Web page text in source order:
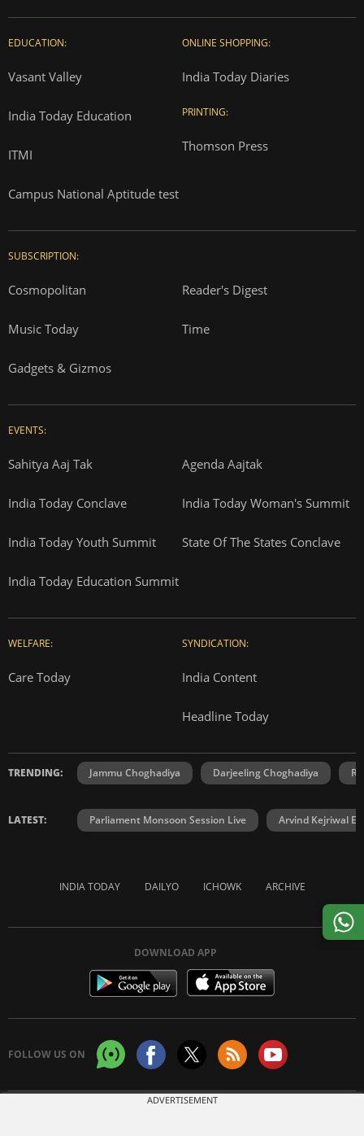
EDUCATION:
Vasant Valley
India Today Education
ITMI
Campus National Aptitude test
ONLINE SHOPPING:
India Today Diaries
PRINTING:
Thomson Press
SUBSCRIPTION:
Cosmopolitan Reader's Digest
Music Today Time
Gadgets & Gizmos
EVENTS:
Sahitya Aaj Tak Agenda Aajtak
India Today Conclave India Today Woman's Summit
India Today Youth Summit State Of The States Conclave
India Today Education Summit
WELFARE:
Care Today
SYNDICATION:
India Content
Headline Today
TRENDING: Jammu Choghadiya Darjeeling Choghadiya
LATEST: Parliament Monsoon Session Live Arvind Kejriwal
INDIA TODAY DAILYO ICHOWK ARCHIVE
DOWNLOAD APP
FOLLOW US ON
ADVERTISEMENT